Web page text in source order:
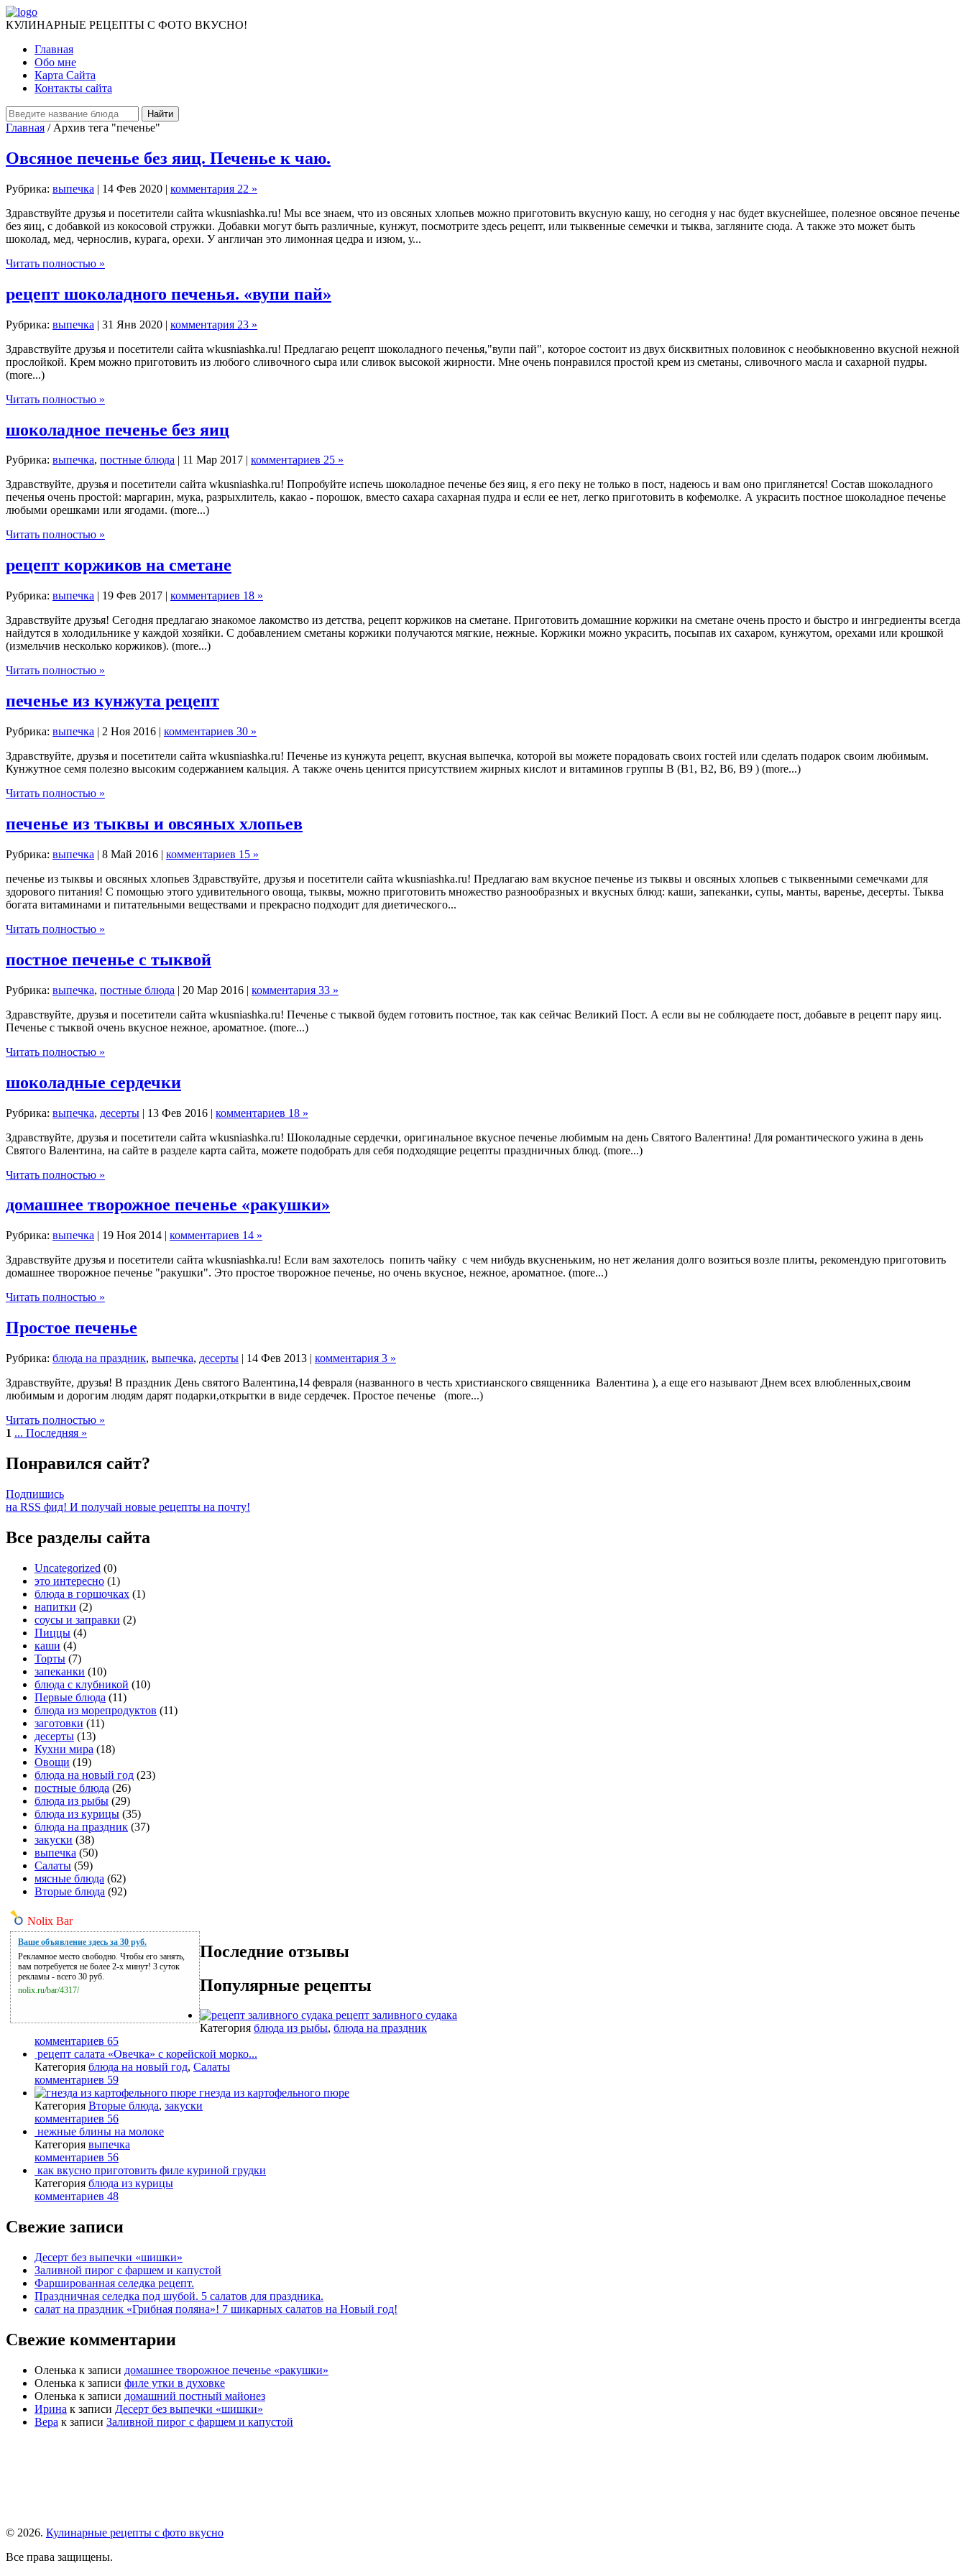
КУЛИНАРНЫЕ РЕЦЕПТЫ С ФОТО ВКУСНО!
Главная
Обо мне
Карта Сайта
Контакты сайта
Главная / Архив тега "печенье"
Овсяное печенье без яиц. Печенье к чаю.
Рубрика: выпечка | 14 Фев 2020 | комментария 22 »
Здравствуйте друзья и посетители сайта wkusniashka.ru! Мы все знаем, что из овсяных хлопьев можно приготовить вкусную кашу, но сегодня у нас будет вкуснейшее, полезное овсяное печенье
без яиц, с добавкой из кокосовой стружки. Добавки могут быть различные, кунжут, посмотрите здесь рецепт, или тыквенные семечки и тыква, загляните сюда. А также это может быть
шоколад, мед, чернослив, курага, орехи. У англичан это лимонная цедра и изюм, у...
Читать полностью »
рецепт шоколадного печенья. «вупи пай»
Рубрика: выпечка | 31 Янв 2020 | комментария 23 »
Здравствуйте друзья и посетители сайта wkusniashka.ru! Предлагаю рецепт шоколадного печенья,"вупи пай", которое состоит из двух бисквитных половинок с необыкновенно вкусной нежной
прослойкой. Крем можно приготовить из любого сливочного сыра или сливок высокой жирности. Мне очень понравился простой крем из сметаны, сливочного масла и сахарной пудры.
(more...)
Читать полностью »
шоколадное печенье без яиц
Рубрика: выпечка, постные блюда | 11 Мар 2017 | комментариев 25 »
Здравствуйте, друзья и посетители сайта wkusniashka.ru! Попробуйте испечь шоколадное печенье без яиц, я его пеку не только в пост, надеюсь и вам оно приглянется! Состав шоколадного
печенья очень простой: маргарин, мука, разрыхлитель, какао - порошок, вместо сахара сахарная пудра и если ее нет, легко приготовить в кофемолке. А украсить постное шоколадное печенье
любыми орешками или ягодами. (more...)
Читать полностью »
рецепт коржиков на сметане
Рубрика: выпечка | 19 Фев 2017 | комментариев 18 »
Здравствуйте друзья! Сегодня предлагаю знакомое лакомство из детства, рецепт коржиков на сметане. Приготовить домашние коржики на сметане очень просто и быстро и ингредиенты всегда
найдутся в холодильнике у каждой хозяйки. С добавлением сметаны коржики получаются мягкие, нежные. Коржики можно украсить, посыпав их сахаром, кунжутом, орехами или крошкой
(измельчив несколько коржиков). (more...)
Читать полностью »
печенье из кунжута рецепт
Рубрика: выпечка | 2 Ноя 2016 | комментариев 30 »
Здравствуйте, друзья и посетители сайта wkusniashka.ru! Печенье из кунжута рецепт, вкусная выпечка, которой вы можете порадовать своих гостей или сделать подарок своим любимым.
Кунжутное семя полезно высоким содержанием кальция. А также очень ценится присутствием жирных кислот и витаминов группы В (В1, В2, В6, В9 ) (more...)
Читать полностью »
печенье из тыквы и овсяных хлопьев
Рубрика: выпечка | 8 Май 2016 | комментариев 15 »
печенье из тыквы и овсяных хлопьев Здравствуйте, друзья и посетители сайта wkusniashka.ru! Предлагаю вам вкусное печенье из тыквы и овсяных хлопьев с тыквенными семечками для
здорового питания! С помощью этого удивительного овоща, тыквы, можно приготовить множество разнообразных и вкусных блюд: каши, запеканки, супы, манты, варенье, десерты. Тыква
богата витаминами и питательными веществами и прекрасно подходит для диетического...
Читать полностью »
постное печенье с тыквой
Рубрика: выпечка, постные блюда | 20 Мар 2016 | комментария 33 »
Здравствуйте, друзья и посетители сайта wkusniashka.ru! Печенье с тыквой будем готовить постное, так как сейчас Великий Пост. А если вы не соблюдаете пост, добавьте в рецепт пару яиц.
Печенье с тыквой очень вкусное нежное, ароматное. (more...)
Читать полностью »
шоколадные сердечки
Рубрика: выпечка, десерты | 13 Фев 2016 | комментариев 18 »
Здравствуйте, друзья и посетители сайта wkusniashka.ru! Шоколадные сердечки, оригинальное вкусное печенье любимым на день Святого Валентина! Для романтического ужина в день
Святого Валентина, на сайте в разделе карта сайта, можете подобрать для себя подходящие рецепты праздничных блюд. (more...)
Читать полностью »
домашнее творожное печенье «ракушки»
Рубрика: выпечка | 19 Ноя 2014 | комментариев 14 »
Здравствуйте друзья и посетители сайта wkusniashka.ru! Если вам захотелось попить чайку с чем нибудь вкусненьким, но нет желания долго возиться возле плиты, рекомендую приготовить
домашнее творожное печенье "ракушки". Это простое творожное печенье, но очень вкусное, нежное, ароматное. (more...)
Читать полностью »
Простое печенье
Рубрика: блюда на праздник, выпечка, десерты | 14 Фев 2013 | комментария 3 »
Здравствуйте, друзья! В праздник День святого Валентина,14 февраля (названного в честь христианского священника Валентина ), а еще его называют Днем всех влюбленных,своим
любимым и дорогим людям дарят подарки,открытки в виде сердечек. Простое печенье (more...)
Читать полностью »
1 ... Последняя »
Понравился сайт?
Подпишись
на RSS фид! И получай новые рецепты на почту!
Все разделы сайта
Uncategorized (0)
это интересно (1)
блюда в горшочках (1)
напитки (2)
соусы и заправки (2)
Пиццы (4)
каши (4)
Торты (7)
запеканки (10)
блюда с клубникой (10)
Первые блюда (11)
блюда из морепродуктов (11)
заготовки (11)
десерты (13)
Кухни мира (18)
Овощи (19)
блюда на новый год (23)
постные блюда (26)
блюда из рыбы (29)
блюда из курицы (35)
блюда на праздник (37)
закуски (38)
выпечка (50)
Салаты (59)
мясные блюда (62)
Вторые блюда (92)
Nolix Bar
Ваше объявление здесь за 30 руб.
Рекламное место свободно. Чтобы его занять,
вам потребуется не более 2-х минут! 3 суток
рекламы - всего 30 руб.
nolix.ru/bar/4317/
Последние отзывы
Популярные рецепты
рецепт заливного судака
Категория блюда из рыбы, блюда на праздник
комментариев 65
рецепт салата «Овечка» с корейской морко...
Категория блюда на новый год, Салаты
комментариев 59
гнезда из картофельного пюре
Категория Вторые блюда, закуски
комментариев 56
нежные блины на молоке
Категория выпечка
комментариев 56
как вкусно приготовить филе куриной грудки
Категория блюда из курицы
комментариев 48
Свежие записи
Десерт без выпечки «шишки»
Заливной пирог с фаршем и капустой
Фаршированная селедка рецепт.
Праздничная селедка под шубой. 5 салатов для праздника.
салат на праздник «Грибная поляна»! 7 шикарных салатов на Новый год!
Свежие комментарии
Оленька к записи домашнее творожное печенье «ракушки»
Оленька к записи филе утки в духовке
Оленька к записи домашний постный майонез
Ирина к записи Десерт без выпечки «шишки»
Вера к записи Заливной пирог с фаршем и капустой
© 2026. Кулинарные рецепты с фото вкусно
Все права защищены.